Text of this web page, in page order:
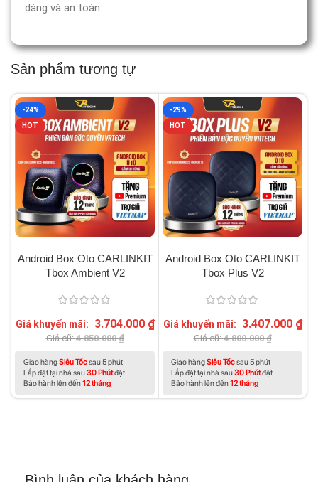
dàng và an toàn.
Sản phẩm tương tự
-24%
HOT
Android Box Oto CARLINKIT
Tbox Ambient V2
Giá khuyến mãi: 3.704.000 ₫
Giá cũ:4.850.000₫
Giao hàngSiêu Tốcsau 5 phút
Lắp đặt tại nhà sau30 Phútđặt
Bảo hành lên đến12 tháng
-29%
HOT
Android Box Oto CARLINKIT
Tbox Plus V2
Giá khuyến mãi: 3.407.000 ₫
Giá cũ:4.800.000₫
Giao hàngSiêu Tốcsau 5 phút
Lắp đặt tại nhà sau30 Phútđặt
Bảo hành lên đến12 tháng